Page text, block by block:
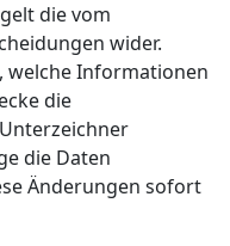
die vom
wider.
welche Informationen
die
die Daten
Änderungen sofort